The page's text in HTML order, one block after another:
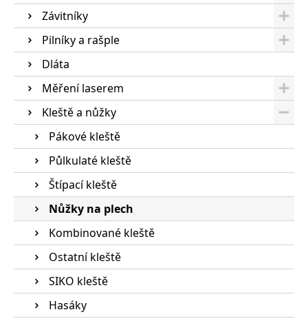
Závitníky
Pilníky a rašple
Dláta
Měření laserem
Kleště a nůžky
Pákové kleště
Půlkulaté kleště
Štípací kleště
Nůžky na plech
Kombinované kleště
Ostatní kleště
SIKO kleště
Hasáky